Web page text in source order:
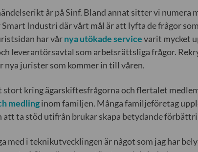
år på Sinf. Bland annat sitter vi numera
Industri där vårt mål är att lyfta de frågor
har vårnya utökade servicevarit mycket
leverantörsavtal som arbetsrättsliga frågor.
nya jurister som kommer in till våren.
stort kring ägarskiftesfrågorna och flertalet
medlinginom familjen. Många familjeföretag
att ta stöd utifrån brukar skapa betydande
med i teknikutvecklingen är något som jag har